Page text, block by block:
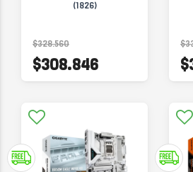
(1826)
$328.560
$308.846